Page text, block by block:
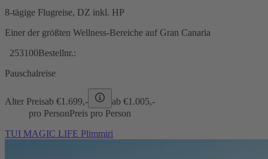
8-tägige Flugreise, DZ inkl. HP
Einer der größten Wellness-Bereiche auf Gran Canaria
253100Bestellnr.:
Pauschalreise
Alter Preisab €1.699,- ab €1.005,-
pro PersonPreis pro Person
TUI MAGIC LIFE Plimmiri